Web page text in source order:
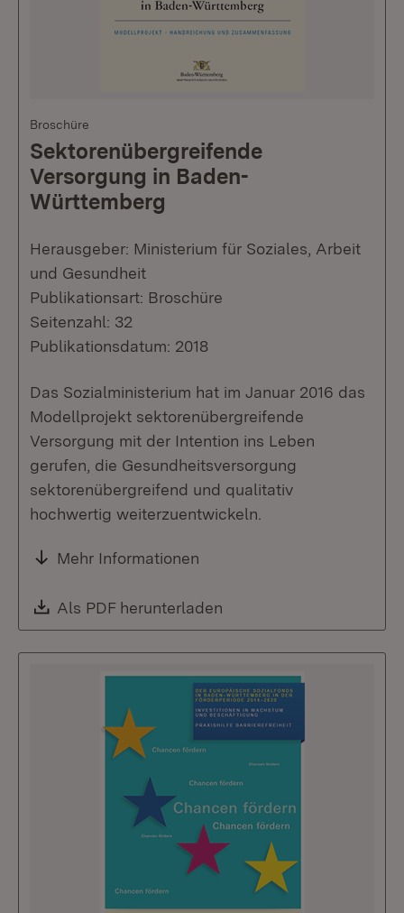
Broschüre
Sektorenübergreifende
Versorgung in Baden-
Württemberg
Herausgeber: Ministerium für Soziales, Arbeit
und Gesundheit
Publikationsart: Broschüre
Seitenzahl: 32
Publikationsdatum: 2018
Das Sozialministerium hat im Januar 2016 das
Modellprojekt sektorenübergreifende
Versorgung mit der Intention ins Leben
gerufen, die Gesundheitsversorgung
sektorenübergreifend und qualitativ
hochwertig weiterzuentwickeln.
Mehr Informationen
Download:
Als PDF herunterladen